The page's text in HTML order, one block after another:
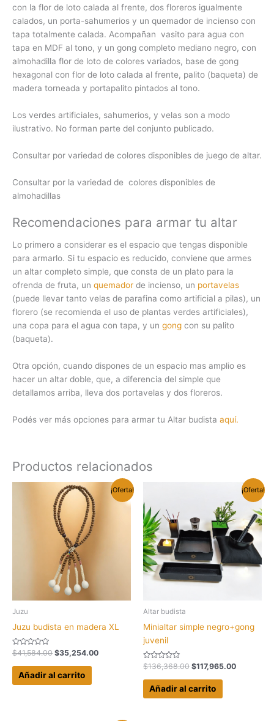
con la flor de loto calada al frente, dos floreros igualmente
calados, un porta-sahumerios y un quemador de incienso con
tapa totalmente calada. Acompañan vasito para agua con
tapa en MDF al tono, y un gong completo mediano negro, con
almohadilla flor de loto de colores variados, base de gong
hexagonal con flor de loto calada al frente, palito (baqueta) de
madera torneada y portapalito pintados al tono.
Los verdes artificiales, sahumerios, y velas son a modo
ilustrativo. No forman parte del conjunto publicado.
Consultar por variedad de colores disponibles de juego de altar.
Consultar por la variedad de colores disponibles de
almohadillas
Recomendaciones para armar tu altar
Lo primero a considerar es el espacio que tengas disponible
para armarlo. Si tu espacio es reducido, conviene que armes
un altar completo simple, que consta de un plato para la
ofrenda de fruta, un quemador de incienso, un portavelas
(puede llevar tanto velas de parafina como artificial a pilas), un
florero (se recomienda el uso de plantas verdes artificiales),
una copa para el agua con tapa, y un gong con su palito
(baqueta).
Otra opción, cuando dispones de un espacio mas amplio es
hacer un altar doble, que, a diferencia del simple que
detallamos arriba, lleva dos portavelas y dos floreros.
Podés ver más opciones para armar tu Altar budista aquí.
Productos relacionados
¡Oferta!
Juzu
Juzu budista en madera XL
Valorado
con
0
$41,584.00 El
original
$35,254.00El
Añadir al carrito
¡Oferta!
Altar budista
Minialtar simple negro+gong
juvenil
Valorado
con
0
$136,368.00 El
original
$117,965.00El
Añadir al carrito